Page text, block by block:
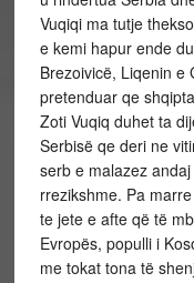
Vuqiqi ma tutje
e kemi hapur ende
Brezoivicë, Liqenin e
pretenduar qe
Zoti Vuqiq duhet ta
Serbisë qe deri ne
serb e malazez
rrezikshme. Pa
te jete e afte që të
Evropës, populli i
me tokat tona të